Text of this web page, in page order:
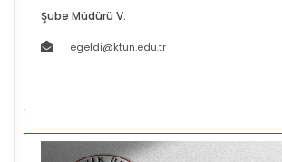
Şube Müdürü V.
egeldi@ktun.edu.tr